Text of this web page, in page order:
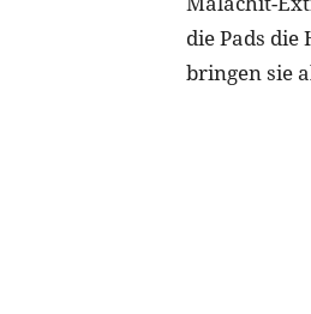
die Pads
bringen sie